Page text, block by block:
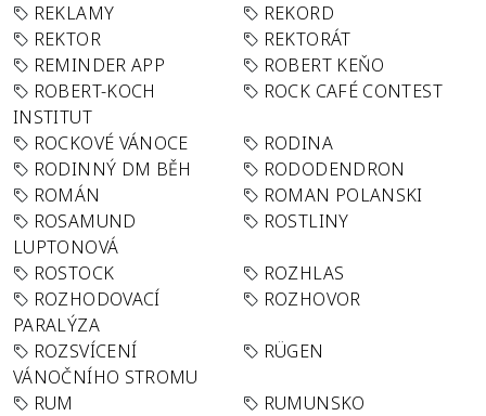
REKLAMY
REKORD
REKTOR
REKTORÁT
REMINDER APP
ROBERT KEŇO
ROBERT-KOCH
INSTITUT
ROCK CAFÉ CONTEST
ROCKOVÉ VÁNOCE
RODINA
RODINNÝ DM BĚH
RODODENDRON
ROMÁN
ROMAN POLANSKI
ROSAMUND
LUPTONOVÁ
ROSTLINY
ROSTOCK
ROZHLAS
ROZHODOVACÍ
PARALÝZA
ROZHOVOR
ROZSVÍCENÍ
VÁNOČNÍHO STROMU
RÜGEN
RUM
RUMUNSKO